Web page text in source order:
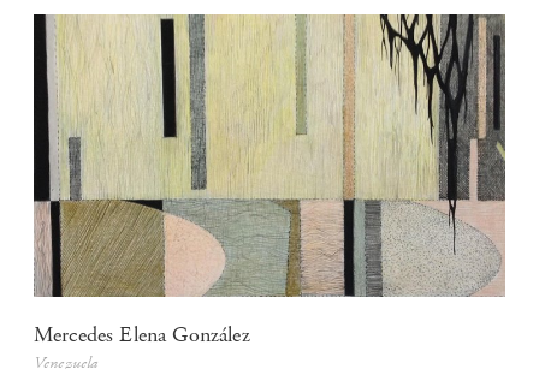
Mercedes Elena González
Venezuela